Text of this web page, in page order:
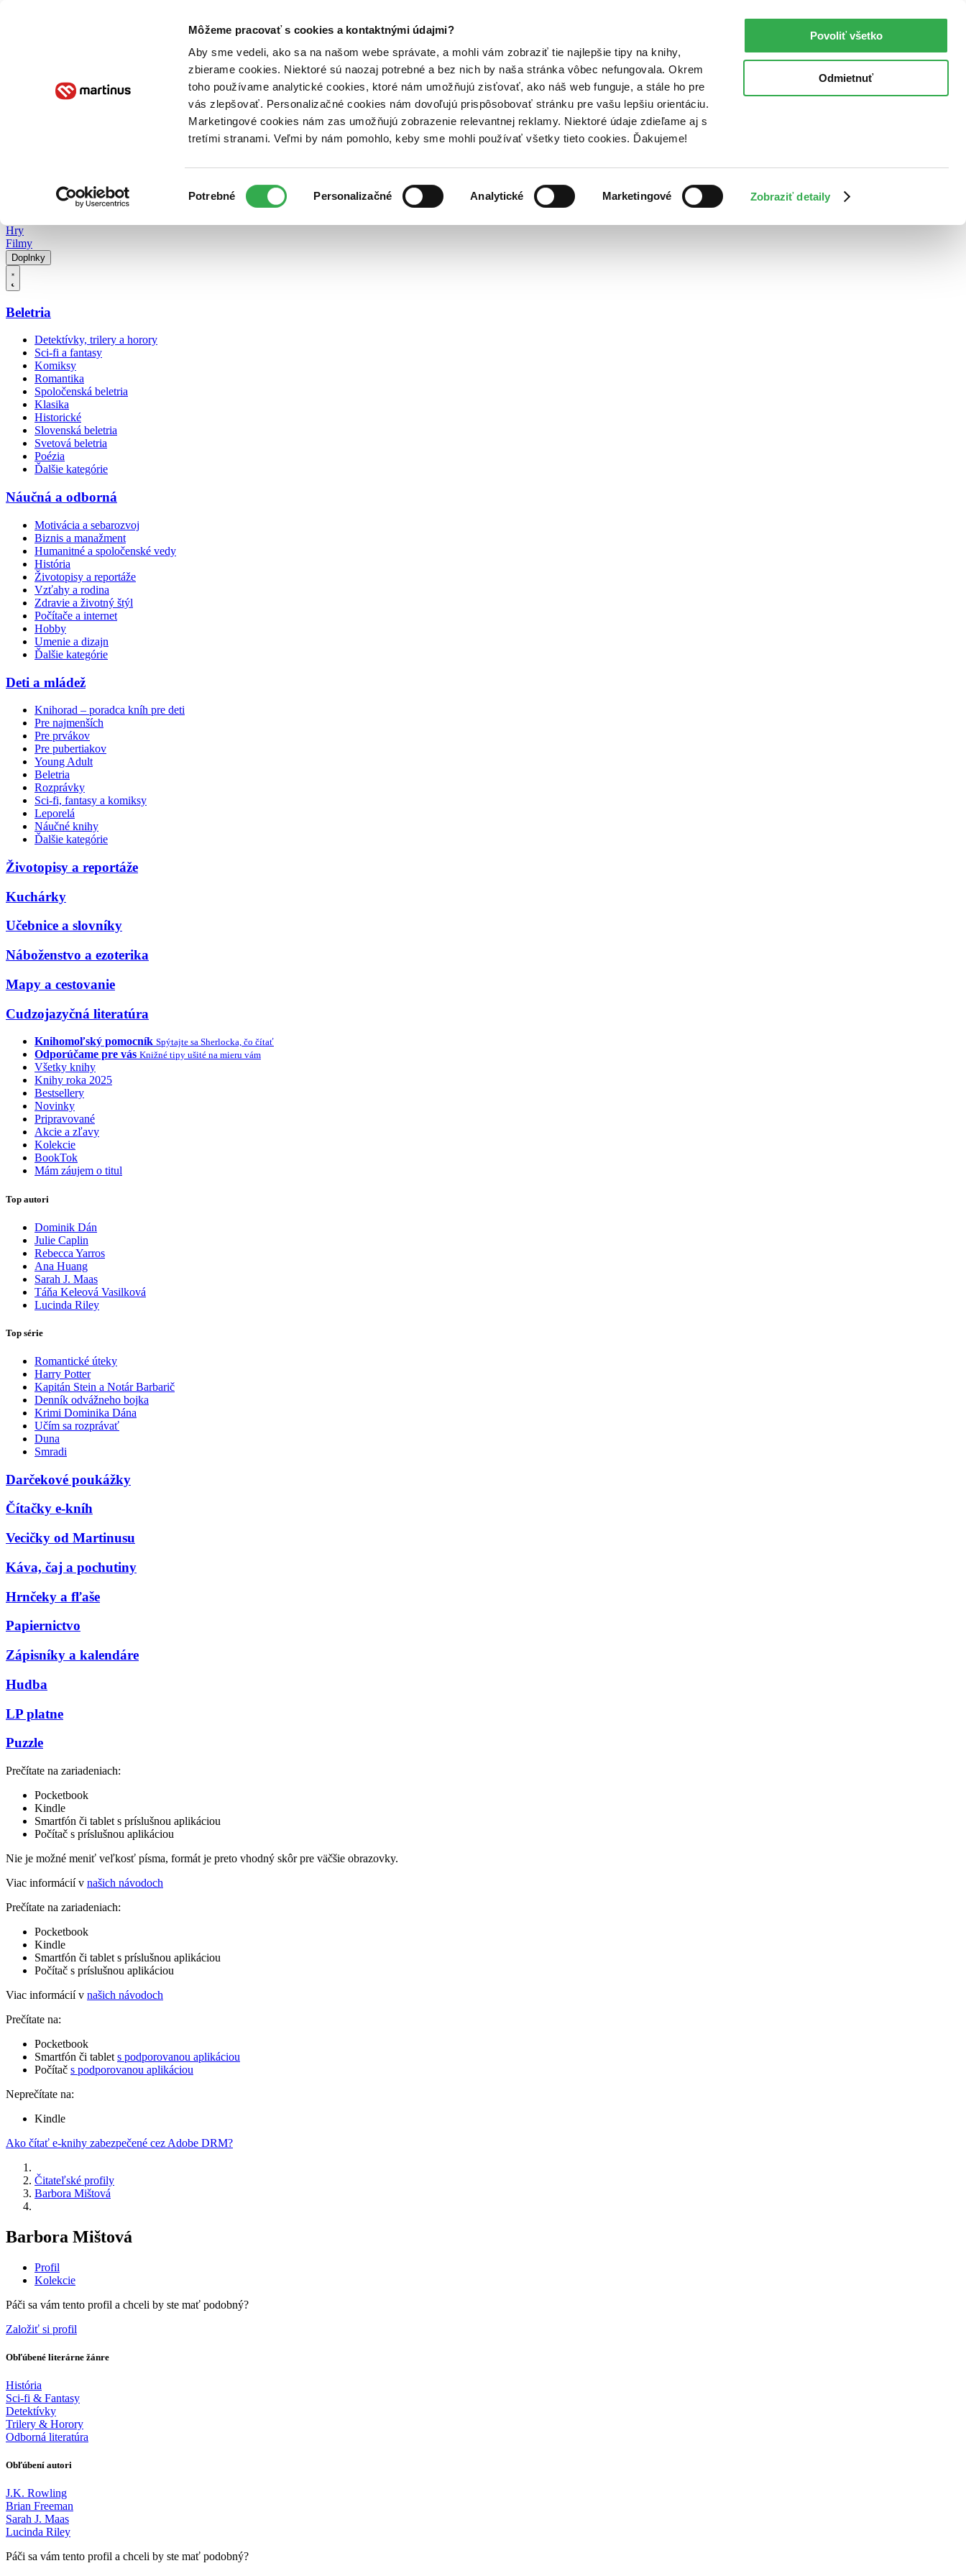
Môžeme pracovať s cookies a kontaktnými údajmi?
Aby sme vedeli, ako sa na našom webe správate, a mohli vám zobraziť tie najlepšie tipy na knihy,
zbierame cookies. Niektoré sú naozaj potrebné a bez nich by naša stránka vôbec nefungovala. Okrem
toho používame analytické cookies, ktoré nám umožňujú zisťovať, ako náš web funguje, a stále ho pre
vás zlepšovať. Personalizačné cookies nám dovoľujú prispôsobovať stránku pre vašu lepšiu orientáciu.
Marketingové cookies nám zas umožňujú zobrazenie relevantnej reklamy. Niektoré údaje zdieľame aj s
tretími stranami. Veľmi by nám pomohlo, keby sme mohli používať všetky tieto cookies. Ďakujeme!
súhlasu
Potrebné Personalizačné Analytické Marketingové Zobraziť detaily
Povoliť všetko
Odmietnuť
Poukážky Kontakt
Hry
Filmy
Doplnky
Beletria
Detektívky, trilery a horory
Sci-fi a fantasy
Komiksy
Romantika
Spoločenská beletria
Klasika
Historické
Slovenská beletria
Svetová beletria
Poézia
Ďalšie kategórie
Náučná a odborná
Motivácia a sebarozvoj
Biznis a manažment
Humanitné a spoločenské vedy
História
Životopisy a reportáže
Vzťahy a rodina
Zdravie a životný štýl
Počítače a internet
Hobby
Umenie a dizajn
Ďalšie kategórie
Deti a mládež
Knihorad – poradca kníh pre deti
Pre najmenších
Pre prvákov
Pre pubertiakov
Young Adult
Beletria
Rozprávky
Sci-fi, fantasy a komiksy
Leporelá
Náučné knihy
Ďalšie kategórie
Životopisy a reportáže
Kuchárky
Učebnice a slovníky
Náboženstvo a ezoterika
Mapy a cestovanie
Cudzojazyčná literatúra
Knihomoľský pomocník Spýtajte sa Sherlocka, čo čítať
Odporúčame pre vás Knižné tipy ušité na mieru vám
Všetky knihy
Knihy roka 2025
Bestsellery
Novinky
Pripravované
Akcie a zľavy
Kolekcie
BookTok
Mám záujem o titul
Top autori
Dominik Dán
Julie Caplin
Rebecca Yarros
Ana Huang
Sarah J. Maas
Táňa Keleová Vasilková
Lucinda Riley
Top série
Romantické úteky
Harry Potter
Kapitán Stein a Notár Barbarič
Denník odvážneho bojka
Krimi Dominika Dána
Učím sa rozprávať
Duna
Smradi
Darčekové poukážky
Čítačky e-kníh
Vecičky od Martinusu
Káva, čaj a pochutiny
Hrnčeky a fľaše
Papiernictvo
Zápisníky a kalendáre
Hudba
LP platne
Puzzle
Prečítate na zariadeniach:
Pocketbook
Kindle
Smartfón či tablet s príslušnou aplikáciou
Počítač s príslušnou aplikáciou
Nie je možné meniť veľkosť písma, formát je preto vhodný skôr pre väčšie obrazovky.
Viac informácií v našich návodoch
Prečítate na zariadeniach:
Pocketbook
Kindle
Smartfón či tablet s príslušnou aplikáciou
Počítač s príslušnou aplikáciou
Viac informácií v našich návodoch
Prečítate na:
Pocketbook
Smartfón či tablet s podporovanou aplikáciou
Počítač s podporovanou aplikáciou
Neprečítate na:
Kindle
Ako čítať e-knihy zabezpečené cez Adobe DRM?
Čitateľské profily
Barbora Mištová
Barbora Mištová
Profil
Kolekcie
Páči sa vám tento profil a chceli by ste mať podobný?
Založiť si profil
Obľúbené literárne žánre
História
Sci-fi & Fantasy
Detektívky
Trilery & Horory
Odborná literatúra
Obľúbení autori
J.K. Rowling
Brian Freeman
Sarah J. Maas
Lucinda Riley
Páči sa vám tento profil a chceli by ste mať podobný?